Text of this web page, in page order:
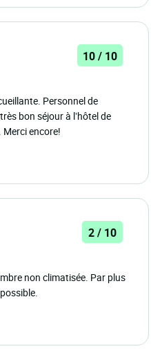
10 / 10
Personnel de
bon séjour à l’hôtel de
encore!
2 / 10
non climatisée. Par plus